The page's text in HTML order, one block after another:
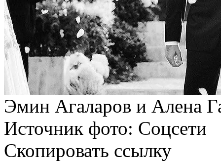
Эмин Агаларов и Алена
Источник фото: Соцсети
Скопировать ссылку